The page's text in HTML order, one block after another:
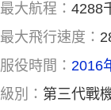
最大航程：4288
最大飛行速度：
服役時間：2016
級別： 第三代戰